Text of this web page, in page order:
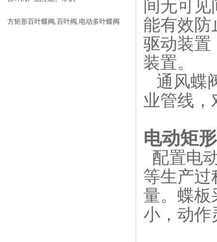
方矩形百叶蝶阀,百叶阀,电动多叶蝶阀
间无可
能有效防
驱动装置
装置。
通风蝶
业管线，
电动矩
配置电
等生产过
量。蝶
小，动作